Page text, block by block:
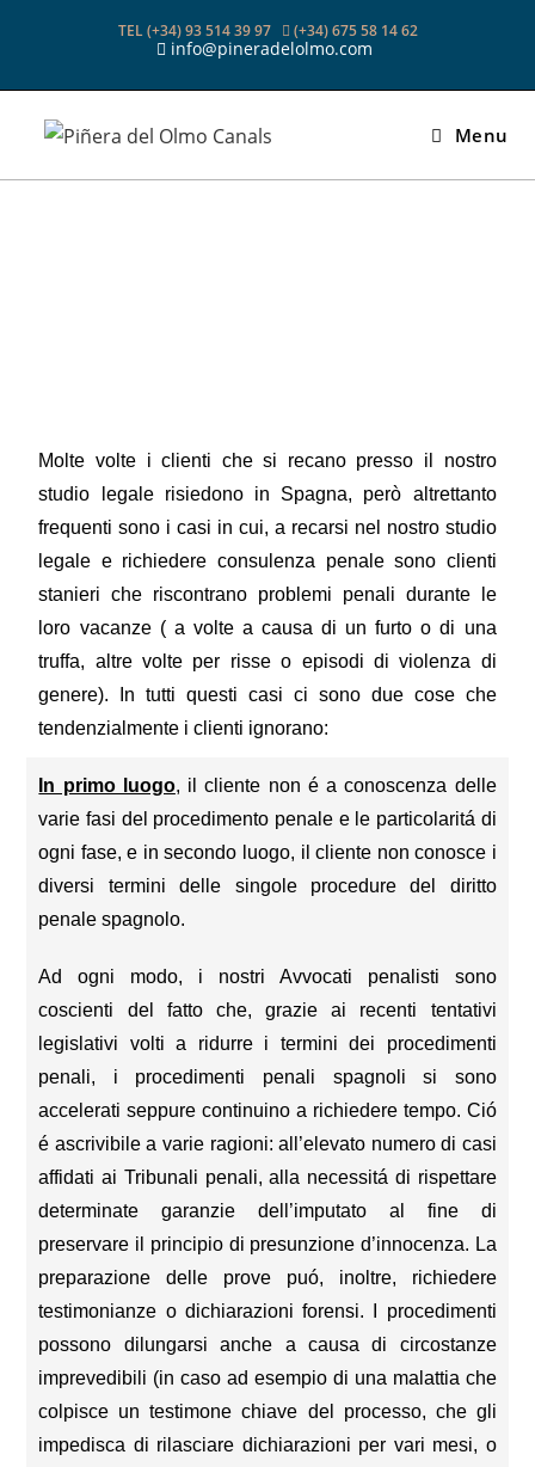
TEL (+34) 93 514 39 97 (+34) 675 58 14 62
info@pineradelolmo.com
Menu
Molte volte i clienti che si recano presso il nostro
studio legale risiedono in Spagna, però altrettanto
frequenti sono i casi in cui, a recarsi nel nostro studio
legale e richiedere consulenza penale sono clienti
stanieri che riscontrano problemi penali durante le
loro vacanze ( a volte a causa di un furto o di una
truffa, altre volte per risse o episodi di violenza di
genere). In tutti questi casi ci sono due cose che
tendenzialmente i clienti ignorano:
In primo luogo, il cliente non é a conoscenza delle
varie fasi del procedimento penale e le particolaritá di
ogni fase, e in secondo luogo, il cliente non conosce i
diversi termini delle singole procedure del diritto
penale spagnolo.
Ad ogni modo, i nostri Avvocati penalisti sono
coscienti del fatto che, grazie ai recenti tentativi
legislativi volti a ridurre i termini dei procedimenti
penali, i procedimenti penali spagnoli si sono
accelerati seppure continuino a richiedere tempo. Ció
é ascrivibile a varie ragioni: all’elevato numero di casi
affidati ai Tribunali penali, alla necessitá di rispettare
determinate garanzie dell’imputato al fine di
preservare il principio di presunzione d’innocenza. La
preparazione delle prove puó, inoltre, richiedere
testimonianze o dichiarazioni forensi. I procedimenti
possono dilungarsi anche a causa di circostanze
imprevedibili (in caso ad esempio di una malattia che
colpisce un testimone chiave del processo, che gli
impedisca di rilasciare dichiarazioni per vari mesi, o